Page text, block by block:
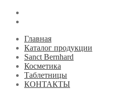
Главная
Каталог продукции
Sanct Bernhard
Косметика
Таблетницы
КОНТАКТЫ